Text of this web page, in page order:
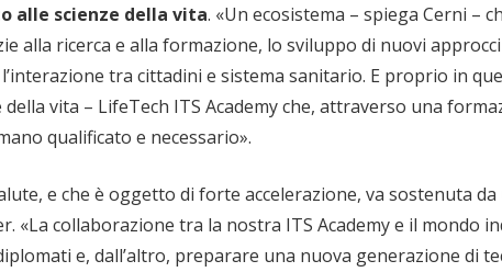
alle scienze della vita. «Un ecosistema – spiega Cerni –
alla ricerca e alla formazione, lo sviluppo di nuovi
tra cittadini e sistema sanitario. E proprio in
vita – LifeTech ITS Academy che, attraverso una
qualificato e necessario».
e che è oggetto di forte accelerazione, va sostenuta da
«La collaborazione tra la nostra ITS Academy e il mondo
e, dall’altro, preparare una nuova generazione di